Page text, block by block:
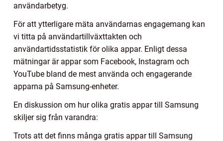
användarbetyg.
För att ytterligare mäta användarnas engagemang kan
vi titta på användartillväxttakten och
användartidsstatistik för olika appar. Enligt dessa
mätningar är appar som Facebook, Instagram och
YouTube bland de mest använda och engagerande
apparna på Samsung-enheter.
En diskussion om hur olika gratis appar till Samsung
skiljer sig från varandra:
Trots att det finns många gratis appar till Samsung